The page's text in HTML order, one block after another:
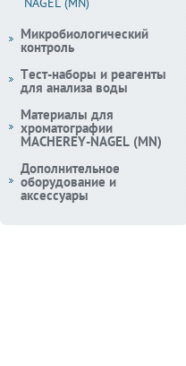
Микробиологический
контроль
Тест-наборы и реагенты
для анализа воды
Материалы для
хроматографии
MACHEREY-NAGEL (MN)
Дополнительное
оборудование и
аксессуары